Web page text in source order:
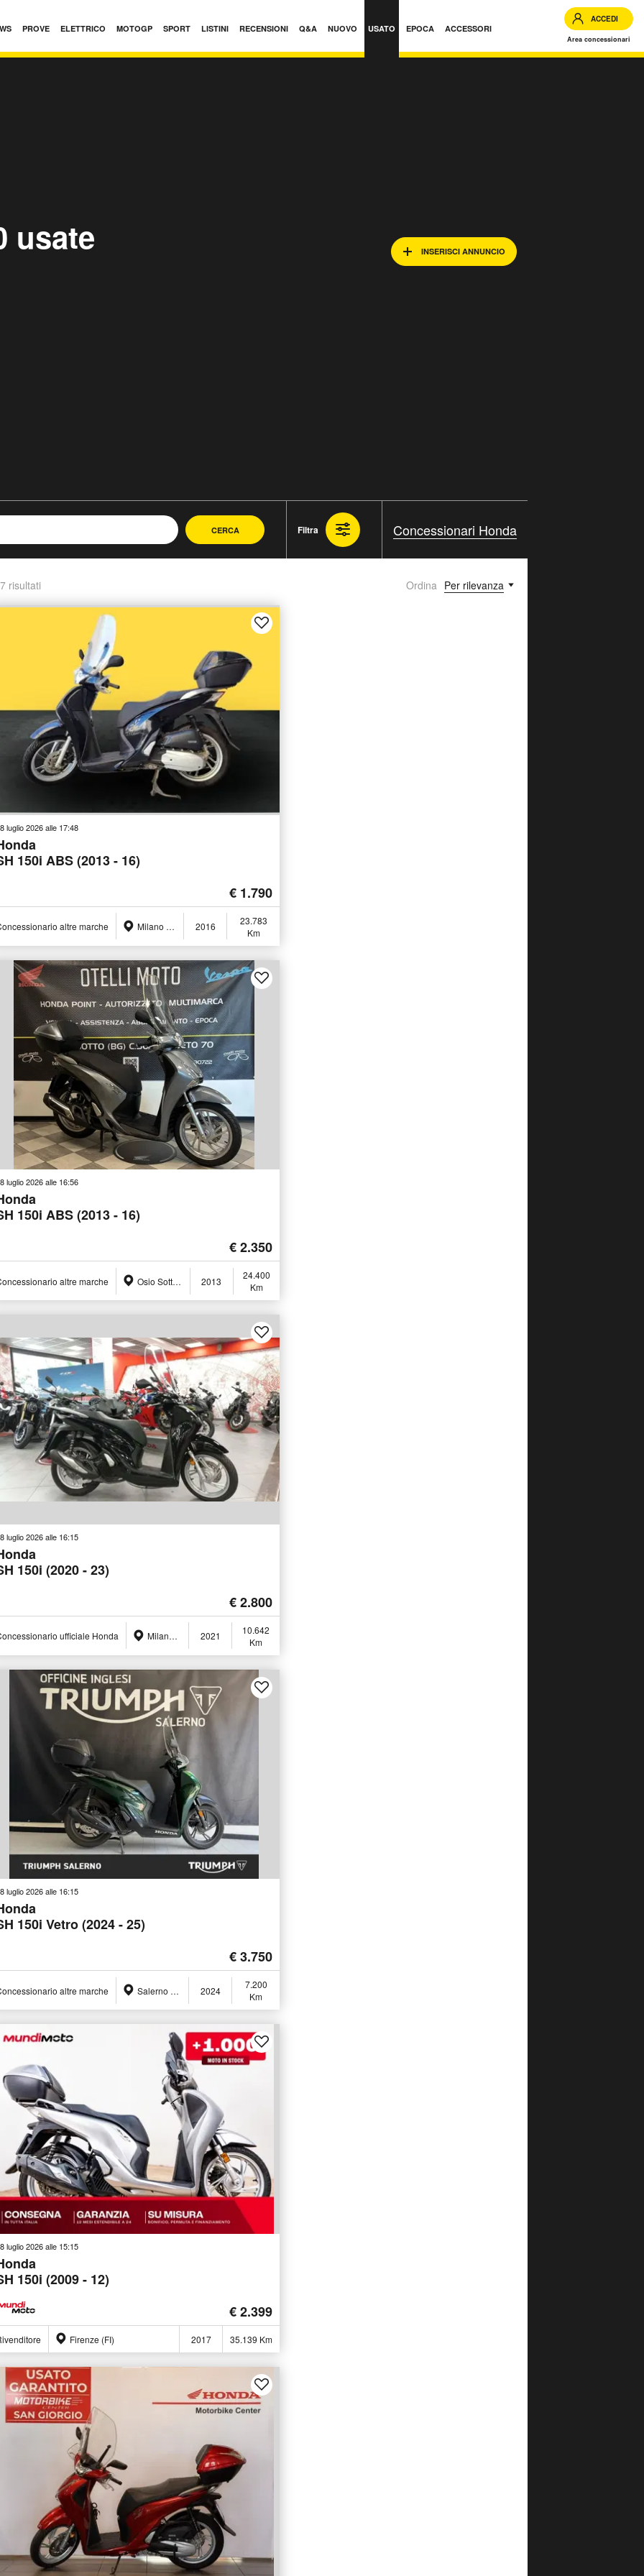
PROVE ELETTRICO MOTOGP SPORT LISTINI RECENSIONI Q&A NUOVO USATO EPOCA ACCESSORI
ACCEDI
Area concessionari
usate INSERISCI ANNUNCIO
CERCA Filtra Concessionari Honda
risultati Ordina Per rilevanza
luglio 2026 alle 17:48
150i ABS (2013 - 16)
€ 1.790
altre marche Milano (MI) 2016
23.783
Km
luglio 2026 alle 16:56
150i ABS (2013 - 16)
€ 2.350
altre marche Osio Sotto (BG) 2013
24.400
Km
luglio 2026 alle 16:15
150i (2020 - 23)
€ 2.800
ufficiale Honda Milano (MI) 2021
10.642
Km
luglio 2026 alle 16:15
150i Vetro (2024 - 25)
€ 3.750
altre marche Salerno (SA) 2024
7.200
Km
luglio 2026 alle 15:15
150i (2009 - 12)
€ 2.399
Firenze (FI) 2017 35.139 Km